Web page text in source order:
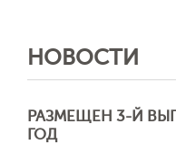
НОВОСТИ
РАЗМЕЩЕН 3-Й
ГОД